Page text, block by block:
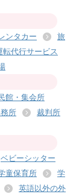
ンタカー
旅
転代行サービス
館・集会所
所
裁判所
ベビーシッター
童保育所
学
英語以外の外